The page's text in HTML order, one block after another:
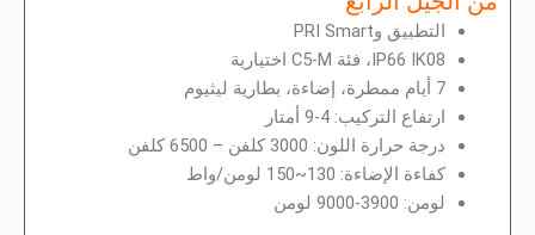
التطبيق وPRI Smart
IP66 IK08، فئة C5-M اختيارية
7 أيام ممطرة، إضاءة، بطارية ليثيوم
ارتفاع التركيب: 4-9 أمتار
درجة حرارة اللون: 3000 كلفن – 6500 كلفن
كفاءة الإضاءة: 130~150 لومن/واط
لومن: 3900-9000 لومن